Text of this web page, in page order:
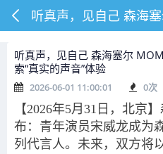
听真声，见自己 森海塞尔
索“真实的声音”体验
2026-06-01 11:00:01 0次
【2026年5月31日，北京
布：青年演员宋威龙成为
列代言人。未来，双方将